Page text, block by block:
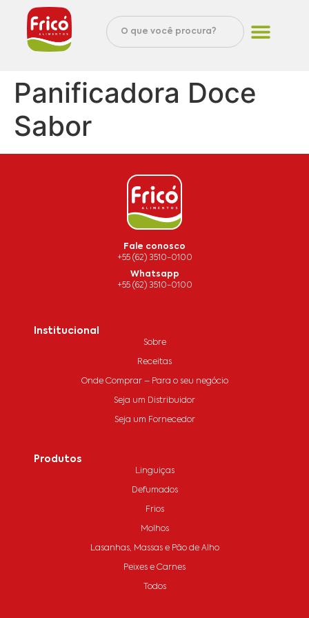
Panificadora Doce
Sabor
Fale conosco
+55 (62) 3510-0100
Whatsapp
+55 (62) 3510-0100
Institucional
Sobre
Receitas
Onde Comprar – Para o seu negócio
Seja um Distribuidor
Seja um Fornecedor
Produtos
Linguiças
Defumados
Frios
Molhos
Lasanhas, Massas e Pão de Alho
Peixes e Carnes
Todos